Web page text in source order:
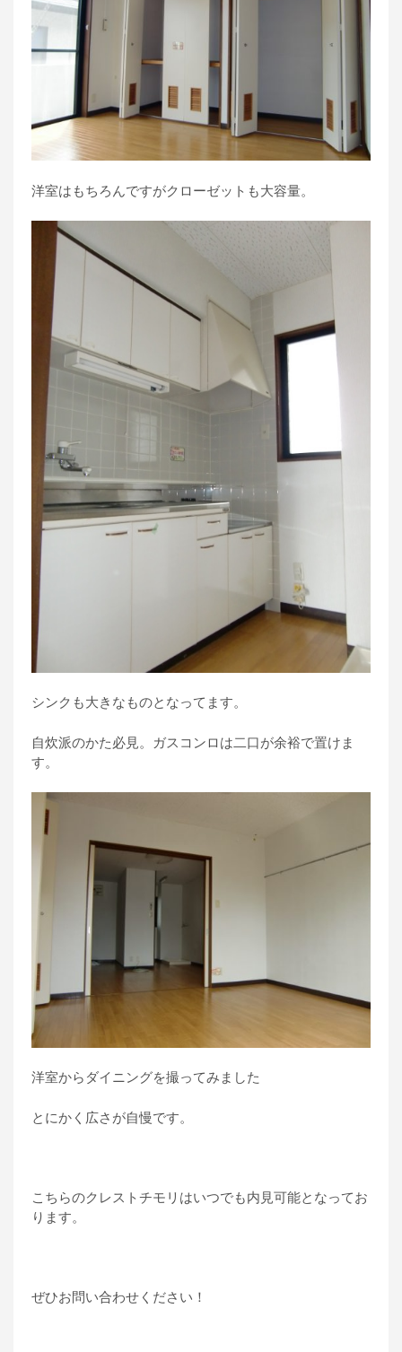
洋室はもちろんですがクローゼットも大容量。
シンクも大きなものとなってます。
自炊派のかた必見。ガスコンロは二口が余裕で置けま
す。
洋室からダイニングを撮ってみました
とにかく広さが自慢です。
こちらのクレストチモリはいつでも内見可能となってお
ります。
ぜひお問い合わせください！